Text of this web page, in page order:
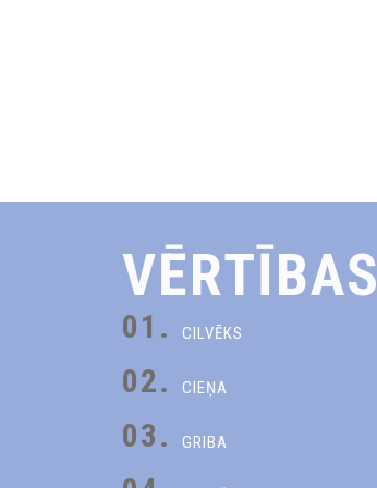
VĒRTĪBAS
01. CILVĒKS
02. CIEŅA
03. GRIBA